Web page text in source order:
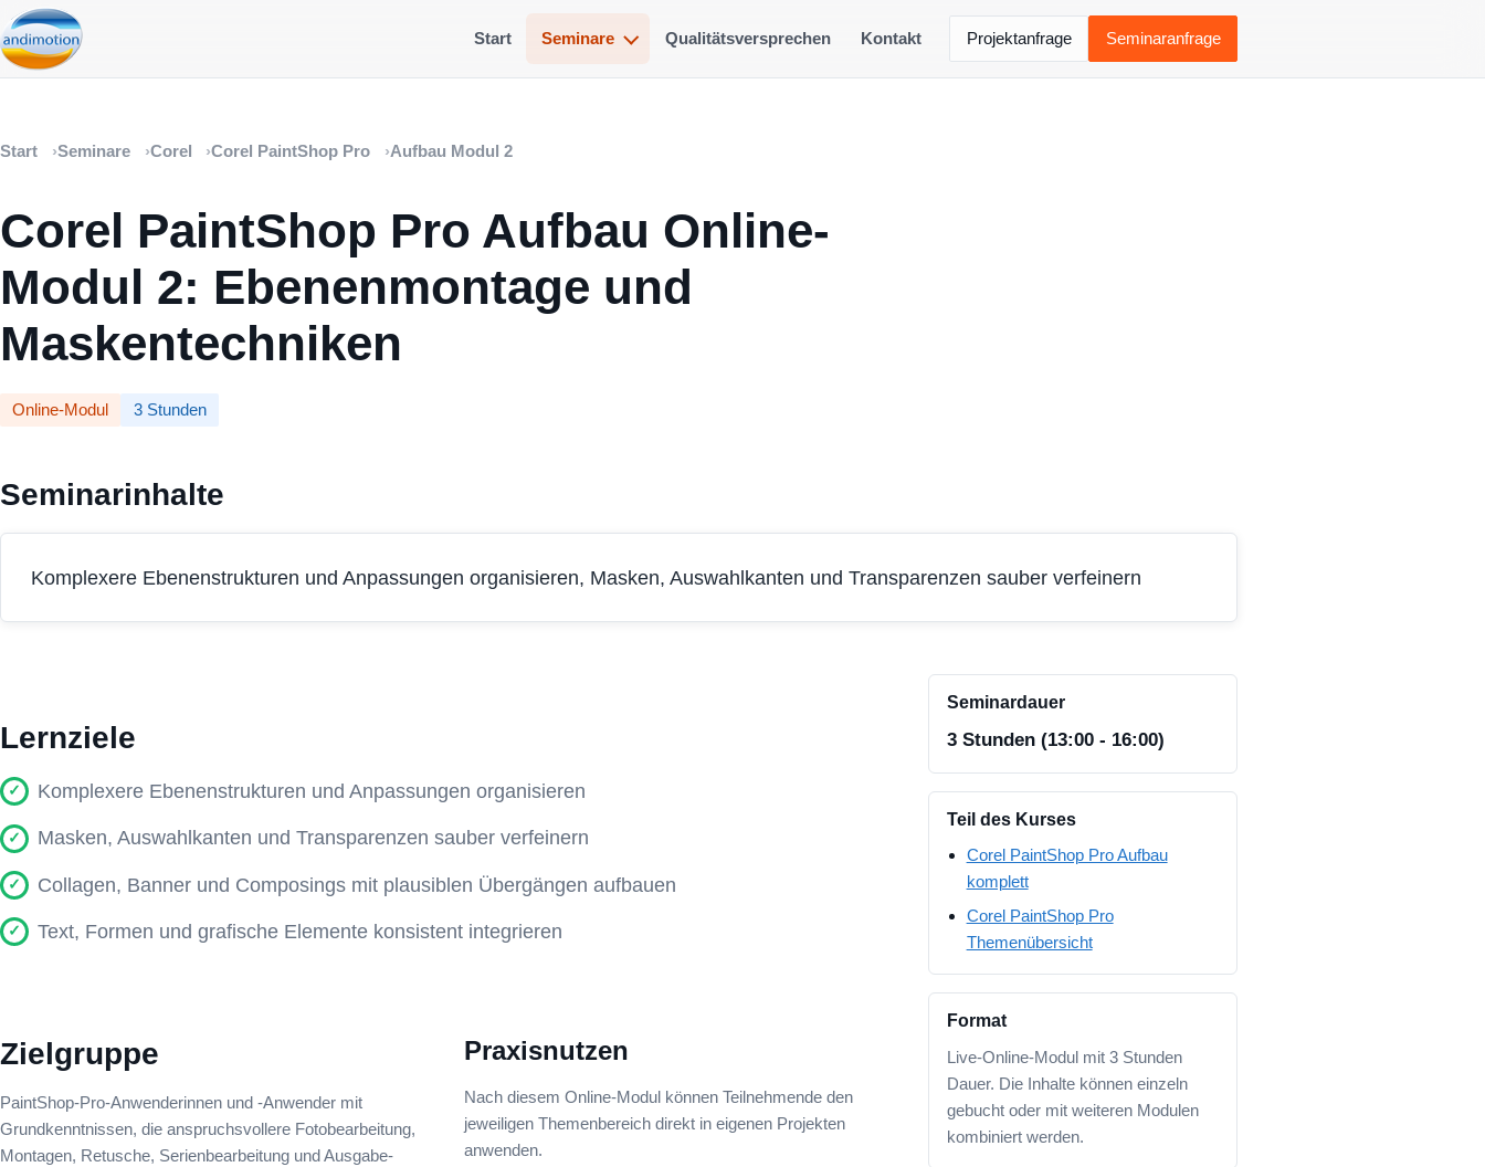
Start Seminare Qualitätsversprechen Kontakt Projektanfrage Seminaranfrage
Start Seminare Corel Corel PaintShop Pro Aufbau Modul 2
Corel PaintShop Pro Aufbau Online-
Modul 2: Ebenenmontage und
Maskentechniken
Online-Modul 3 Stunden
Seminarinhalte
Komplexere Ebenenstrukturen und Anpassungen organisieren, Masken, Auswahlkanten und Transparenzen sauber verfeinern
Lernziele
Komplexere Ebenenstrukturen und Anpassungen organisieren
Masken, Auswahlkanten und Transparenzen sauber verfeinern
Collagen, Banner und Composings mit plausiblen Übergängen aufbauen
Text, Formen und grafische Elemente konsistent integrieren
Zielgruppe
PaintShop-Pro-Anwenderinnen und -Anwender mit
Grundkenntnissen, die anspruchsvollere Fotobearbeitung,
Montagen, Retusche, Serienbearbeitung und Ausgabe-
Praxisnutzen
Nach diesem Online-Modul können Teilnehmende den
jeweiligen Themenbereich direkt in eigenen Projekten
anwenden.
Seminardauer
3 Stunden (13:00 - 16:00)
Teil des Kurses
Corel PaintShop Pro Aufbau
komplett
Corel PaintShop Pro
Themenübersicht
Format
Live-Online-Modul mit 3 Stunden
Dauer. Die Inhalte können einzeln
gebucht oder mit weiteren Modulen
kombiniert werden.